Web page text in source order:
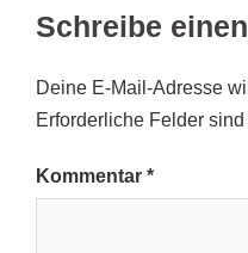
Schreibe
Deine E-Mail-Adresse
Erforderliche Felder
Kommentar *